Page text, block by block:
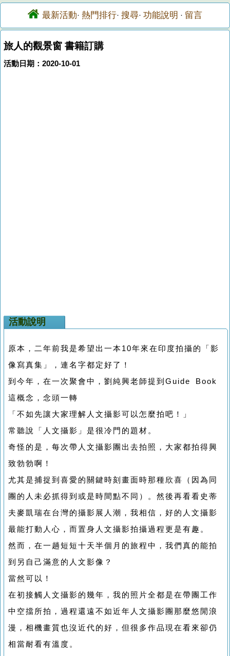
最新活動· 熱門排行· 搜尋· 功能說明 · 留言
旅人的觀景窗 書籍訂購
活動日期：2020-10-01
活動說明
原本，二年前我是希望出一本10年來在印度拍攝的「影
像寫真集」，連名字都定好了！
到今年，在一次聚會中，劉純興老師提到Guide Book
這概念，念頭一轉
「不如先讓大家理解人文攝影可以怎麼拍吧！」
常聽說「人文攝影」是很冷門的題材。
奇怪的是，每次帶人文攝影團出去拍照，大家都拍得興
致勃勃啊！
尤其是捕捉到喜愛的關鍵時刻畫面時那種欣喜（因為同
團的人未必抓得到或是時間點不同）。然後再看看史蒂
夫麥凱瑞在台灣的攝影展人潮，我相信，好的人文攝影
最能打動人心，而置身人文攝影拍攝過程更是有趣。
然而，在一趟短短十天半個月的旅程中，我們真的能拍
到另自己滿意的人文影像？
當然可以！
在初接觸人文攝影的幾年，我的照片全都是在帶團工作
中空擋所拍，過程還遠不如近年人文攝影團那麼悠閒浪
漫，相機畫質也沒近代的好，但很多作品現在看來卻仍
相當耐看有溫度。